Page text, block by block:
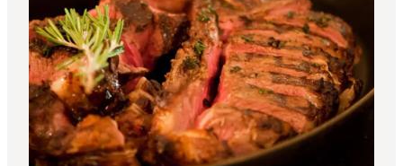
Aktiviteter
Spis & drik
Områder
Planlæg din tur
CopenPay
Copenhagen Card